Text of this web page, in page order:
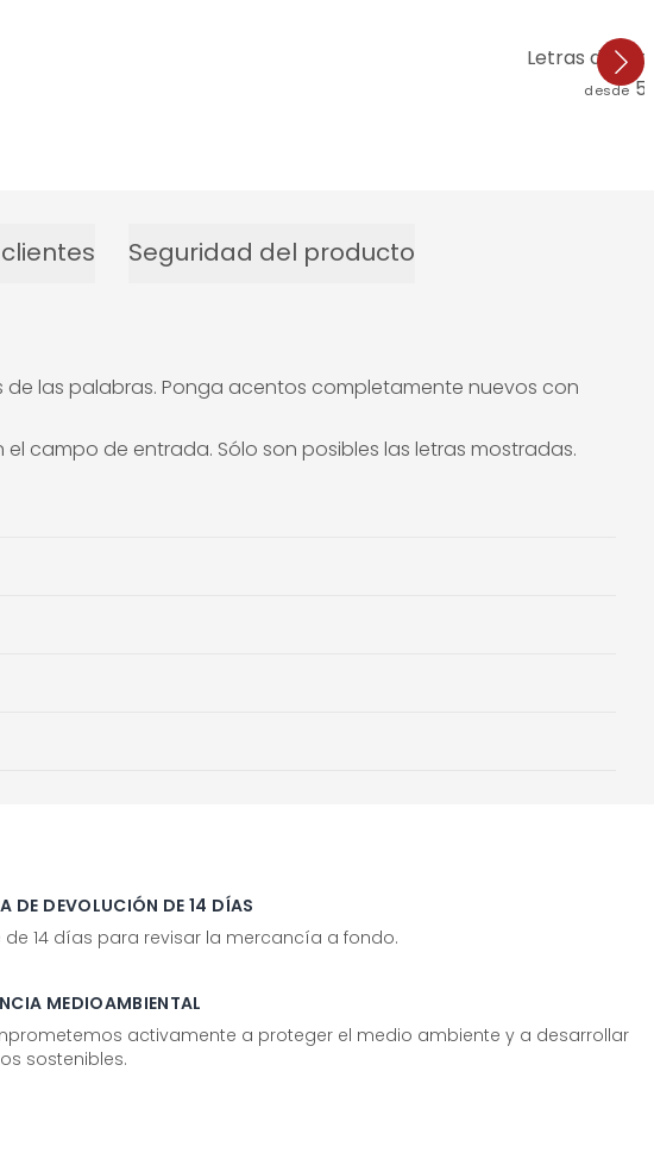
Letras de
desde
Seguridad del producto
las palabras. Ponga acentos completamente nuevos con
campo de entrada. Sólo son posibles las letras mostradas.
DE DEVOLUCIÓN DE 14 DÍAS
de 14 días para revisar la mercancía a fondo.
MEDIOAMBIENTAL
activamente a proteger el medio ambiente y a desarrollar
sostenibles.